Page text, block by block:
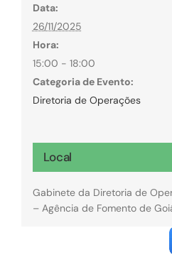
Data:
26/11/2025
Hora:
15:00 - 18:00
Categoria de Evento:
Diretoria de Operações
Local
Gabinete da Diretoria de
– Agência de Fomento de